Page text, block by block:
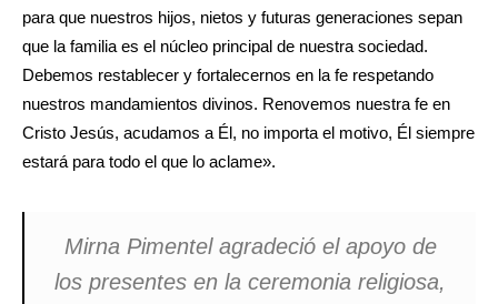
para que nuestros hijos, nietos y futuras generaciones sepan
que la familia es el núcleo principal de nuestra sociedad.
Debemos restablecer y fortalecernos en la fe respetando
nuestros mandamientos divinos. Renovemos nuestra fe en
Cristo Jesús, acudamos a Él, no importa el motivo, Él siempre
estará para todo el que lo aclame».
Mirna Pimentel agradeció el apoyo de
los presentes en la ceremonia religiosa,